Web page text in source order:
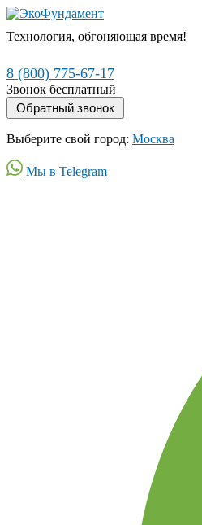
Технология, обгоняющая время!
8 (800) 775-67-17
Звонок бесплатный
Выберите свой город: Москва
Мы в Telegram